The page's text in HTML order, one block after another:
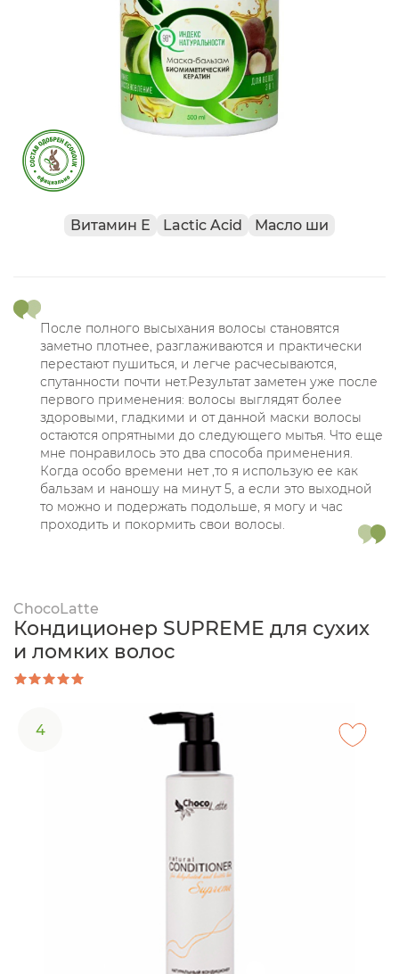
Витамин Е Lactic Acid Масло ши
После полного высыхания волосы становятся
заметно плотнее, разглаживаются и практически
перестают пушиться, и легче расчесываются,
спутанности почти нет.Результат заметен уже после
первого применения: волосы выглядят более
здоровыми, гладкими и от данной маски волосы
остаются опрятными до следующего мытья. Что еще
мне понравилось это два способа применения.
Когда особо времени нет ,то я использую ее как
бальзам и наношу на минут 5, а если это выходной
то можно и подержать подольше, я могу и час
проходить и покормить свои волосы.
ChocoLatte
Кондиционер SUPREME для сухих
и ломких волос
4